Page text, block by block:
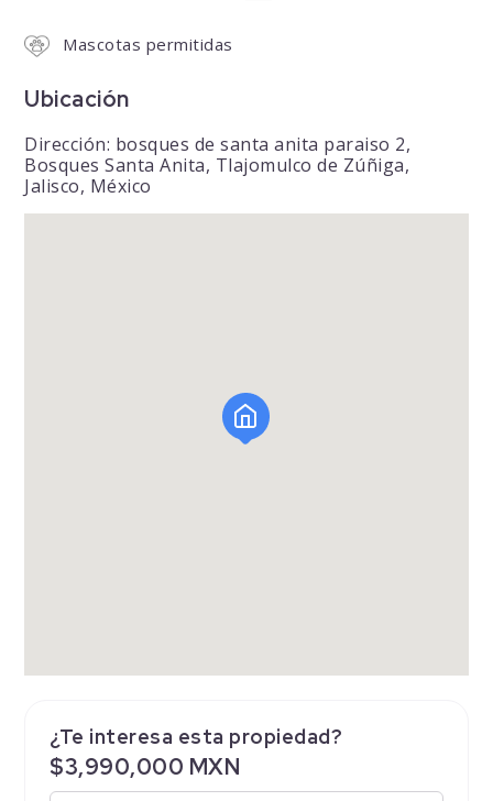
¿Te interesa esta propiedad?
$3,990,000 MXN
Mascotas permitidas
Ubicación
Dirección: bosques de santa anita paraiso 2,
Bosques Santa Anita, Tlajomulco de Zúñiga,
Jalisco, México